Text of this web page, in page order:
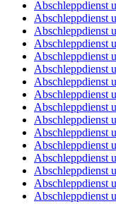
Abschleppdienst
Abschleppdienst
Abschleppdienst
Abschleppdienst
Abschleppdienst
Abschleppdienst
Abschleppdienst
Abschleppdienst
Abschleppdienst
Abschleppdienst
Abschleppdienst
Abschleppdienst
Abschleppdienst
Abschleppdienst
Abschleppdienst
Abschleppdienst